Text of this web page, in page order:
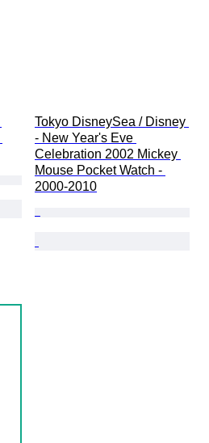
Tokyo DisneySea / Disney
- New Year's Eve
Celebration 2002 Mickey
Mouse Pocket Watch -
2000-2010